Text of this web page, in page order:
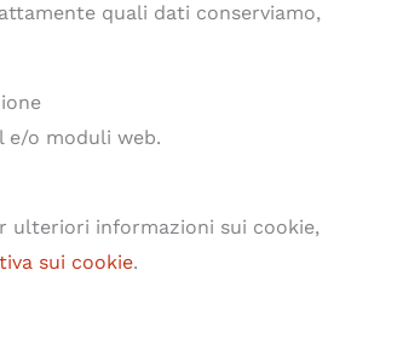
quali dati conserviamo,
e/o moduli web.
ulteriori informazioni sui cookie,
sui cookie.